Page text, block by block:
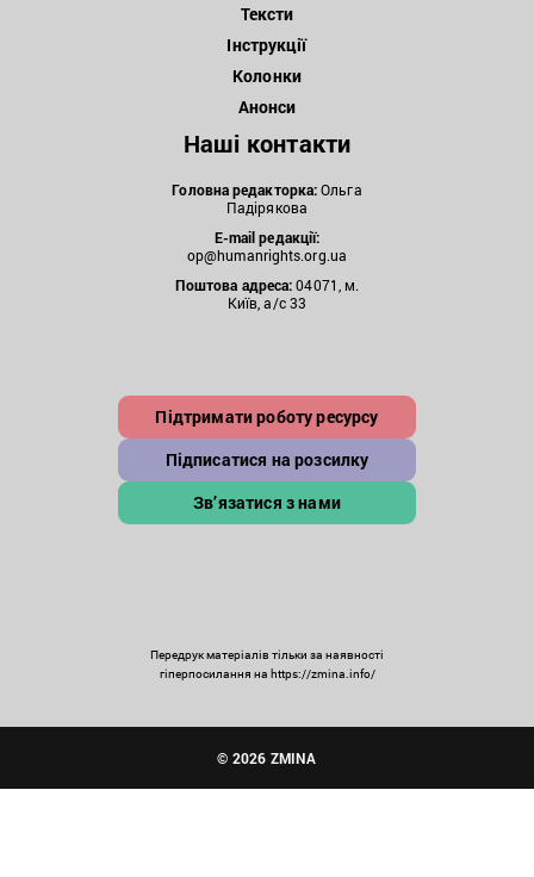
Тексти
Інструкції
Колонки
Анонси
Наші контакти
Головна редакторка:Ольга
Падірякова
E-mail редакції:
op@humanrights.org.ua
Поштова адреса:04071, м.
Київ, а/с 33
Підтримати роботу ресурсу
Підписатися на розсилку
Зв’язатися з нами
Передрук матеріалів тільки за наявності
гіперпосилання на https://zmina.info/
© 2026 ZMINA